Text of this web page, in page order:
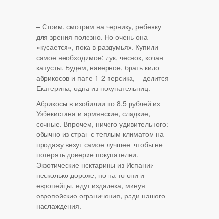
– Стоим, смотрим на чернику, ребенку
для зрения полезно. Но очень она
«кусается», пока в раздумьях. Купили
самое необходимое: лук, чеснок, кочан
капусты. Будем, наверное, брать кило
абрикосов и папе 1-2 персика, – делится
Екатерина, одна из покупательниц.
Абрикосы в изобилии по 8,5 рублей из
Узбекистана и армянские, сладкие,
сочные. Впрочем, ничего удивительного:
обычно из стран с теплым климатом на
продажу везут самое лучшее, чтобы не
потерять доверие покупателей.
Экзотические нектарины из Испании
несколько дороже, но на то они и
европейцы, едут издалека, минуя
европейские ограничения, ради нашего
наслаждения.